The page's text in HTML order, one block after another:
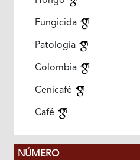
Fungicida
Patología
Colombia
Cenicafé
Café
NÚMERO